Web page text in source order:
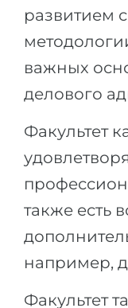
развитием
важных
делового
Факультет
также есть
например,
Факультет